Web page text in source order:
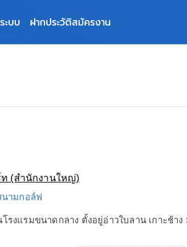
ะบบ ฝากประวัติสมัครงาน
ท (สำนักงานใหญ่)
นามกอล์ฟ
รงแรมขนาดกลาง ตั้งอยู่อ่าวใบลาน เกาะช้า